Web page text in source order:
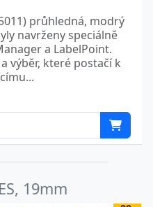
průhledná, modrý
navrženy speciálně
a LabelPoint.
výběr, které postačí k
19mm